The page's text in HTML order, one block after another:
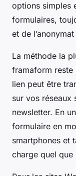
options simples
formulaires,
et de
La méthode la
framaform reste
lien peut être
sur vos réseaux
newsletter. En
formulaire en
smartphones et
charge quel que